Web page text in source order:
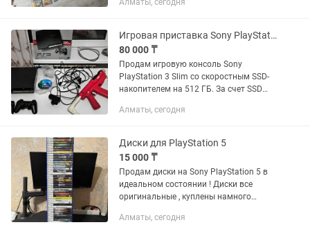
плейстейшен playstation 3: 45000тг
Алматы, сегодня
Игровая приставка Sony PlayStation 3 Slim 512GB SSD.Игры. ПО 4.80
80 000 ₸
Продам игровую консоль Sony
PlayStation 3 Slim со скоростным SSD-
накопителем на 512 ГБ. За счет SSD
плавно, а игры загружаются в гораздо
Алматы, сегодня
Диски для PlayStation 5
15 000 ₸
Продам диски на Sony PlayStation 5 в
идеальном состоянии ! Диски все
оригинальные , куплены намного
Unbound - 15к 2. Grand Theft Auto 5 - 15к
Алматы, сегодня